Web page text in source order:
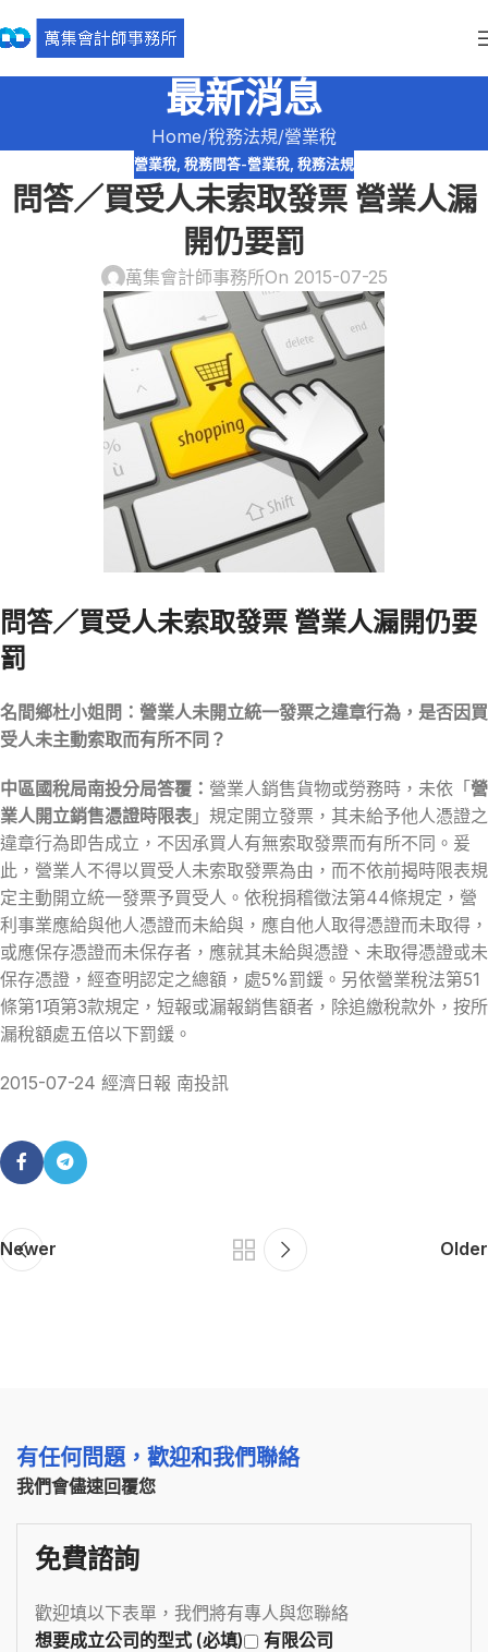
最新消息
Home 稅務法規 營業稅
營業稅, 稅務問答-營業稅, 稅務法規
問答／買受人未索取發票 營業人漏
開仍要罰
萬集會計師事務所On 2015-07-25
問答／買受人未索取發票 營業人漏開仍要
罰
名間鄉杜小姐問：營業人未開立統一發票之違章行為，是否因買
受人未主動索取而有所不同？
中區國稅局南投分局答覆： 營業人銷售貨物或勞務時，未依「營
業人開立銷售憑證時限表 」規定開立發票，其未給予他人憑證之
違章行為即告成立，不因承買人有無索取發票而有所不同。爰
此，營業人不得以買受人未索取發票為由，而不依前揭時限表規
定主動開立統一發票予買受人。依稅捐稽徵法第44條規定，營
利事業應給與他人憑證而未給與，應自他人取得憑證而未取得，
或應保存憑證而未保存者，應就其未給與憑證、未取得憑證或未
保存憑證，經查明認定之總額，處5%罰鍰。另依營業稅法第51
條第1項第3款規定，短報或漏報銷售額者，除追繳稅款外，按所
漏稅額處五倍以下罰鍰。
2015-07-24 經濟日報 南投訊
Newer Older
有任何問題，歡迎和我們聯絡
我們會儘速回覆您
免費諮詢
歡迎填以下表單，我們將有專人與您聯絡
想要成立公司的型式 (必填)
有限公司